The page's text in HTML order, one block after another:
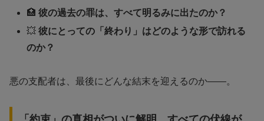
🏥彼の過去の罪は、すべて明るみに出たのか？
💥彼にとっての「終わり」はどのような形で訪れる
のか？
悪の支配者は、最後にどんな結末を迎えるのか——。